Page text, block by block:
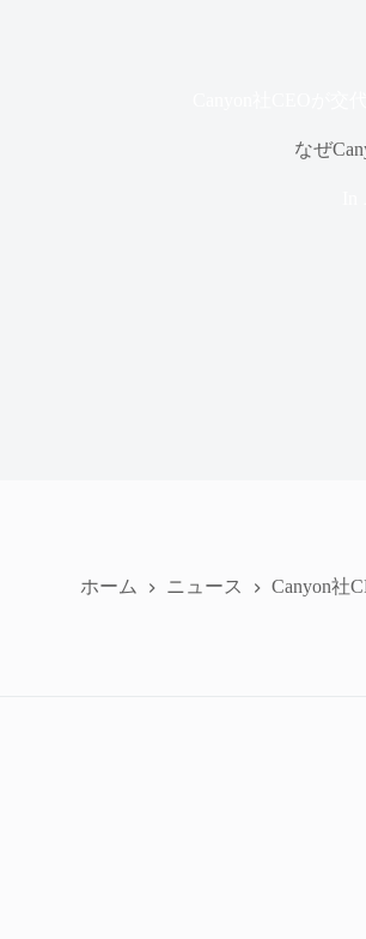
なぜ
ホーム ニュース Canyon社